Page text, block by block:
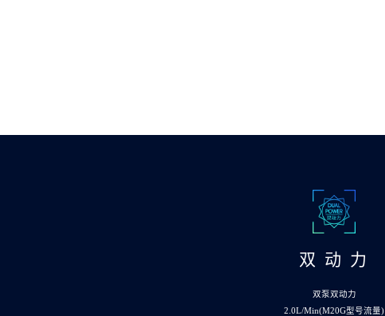
双 动 力
双泵双动力
2.0L/Min(M20G型号流量)